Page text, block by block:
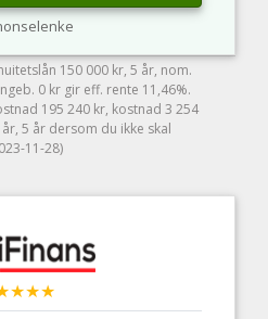
150 000 kr, 5 år, nom.
0 kr gir eff. rente 11,46%.
195 240 kr, kostnad 3 254
5 år dersom du ikke skal
11-28)